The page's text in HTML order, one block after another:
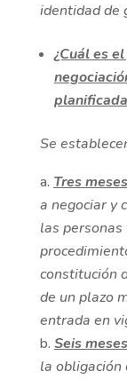
identidad de
¿Cuál es
Se
Tres
a negociar y
las
constitución
de un plazo
entrada en
Seis meses
la obligación